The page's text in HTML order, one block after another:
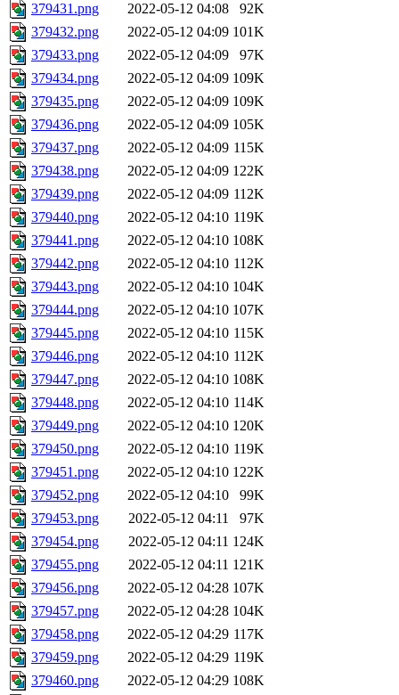
379431.png
2022-05-12 04:08
92K
379432.png
2022-05-12 04:09 101K
379433.png
2022-05-12 04:09
97K
379434.png
2022-05-12 04:09 109K
379435.png
2022-05-12 04:09 109K
379436.png
2022-05-12 04:09 105K
379437.png
2022-05-12 04:09 115K
379438.png
2022-05-12 04:09 122K
379439.png
2022-05-12 04:09 112K
379440.png
2022-05-12 04:10 119K
379441.png
2022-05-12 04:10 108K
379442.png
2022-05-12 04:10 112K
379443.png
2022-05-12 04:10 104K
379444.png
2022-05-12 04:10 107K
379445.png
2022-05-12 04:10 115K
379446.png
2022-05-12 04:10 112K
379447.png
2022-05-12 04:10 108K
379448.png
2022-05-12 04:10 114K
379449.png
2022-05-12 04:10 120K
379450.png
2022-05-12 04:10 119K
379451.png
2022-05-12 04:10 122K
379452.png
2022-05-12 04:10
99K
379453.png
2022-05-12 04:11
97K
379454.png
2022-05-12 04:11 124K
379455.png
2022-05-12 04:11 121K
379456.png
2022-05-12 04:28 107K
379457.png
2022-05-12 04:28 104K
379458.png
2022-05-12 04:29 117K
379459.png
2022-05-12 04:29 119K
379460.png
2022-05-12 04:29 108K